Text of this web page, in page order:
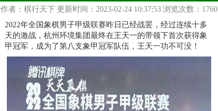
作者：棋行天下 更新时间：2023-02-24 10:37:53 浏览次数：1760
2022年全国象棋男子甲级联赛昨日已经战罢，经过连续十多
天的激战，杭州环境集团最终在王天一的带领下首次获得象
甲冠军，成为了第八支象甲冠军队伍，王天一功不可没！